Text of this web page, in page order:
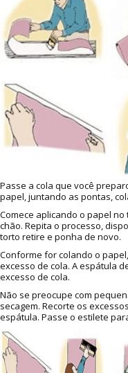
Passe a cola que você
papel, juntando as pontas,
Comece aplicando o papel
chão. Repita o processo,
torto retire e ponha de novo.
Conforme for colando o
excesso de cola. A espátula
excesso de cola.
Não se preocupe com
secagem. Recorte os
espátula. Passe o estilete